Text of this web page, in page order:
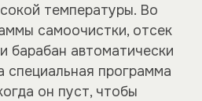
температуры. Во
самоочистки, отсек
барабан автоматически
программа
он пуст, чтобы